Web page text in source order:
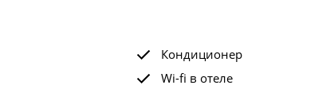
Кондиционер
Wi-fi в отеле